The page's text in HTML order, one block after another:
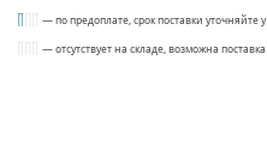
— по предоплате, срок поставки уточняйте
— отсутствует на складе, возможна